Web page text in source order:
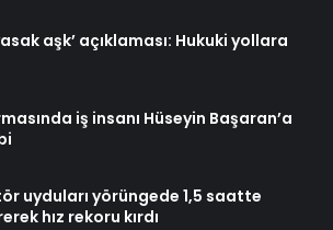
aşk’ açıklaması: Hukuki yollara
iş insanı Hüseyin Başaran’a
uyduları yörüngede 1,5 saatte
hız rekoru kırdı